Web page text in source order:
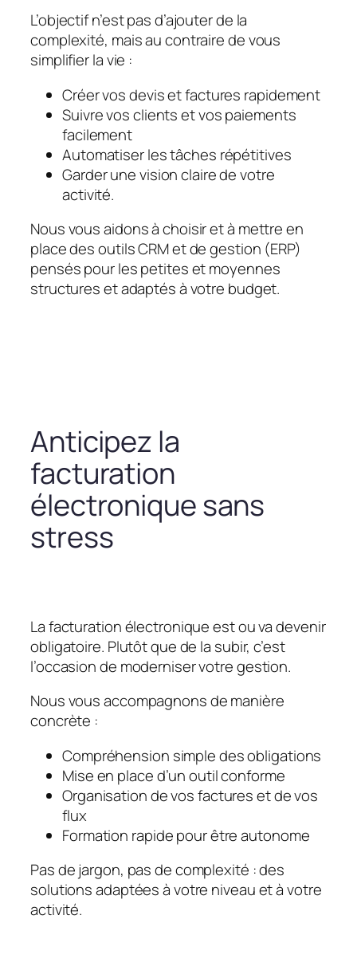
L’objectif n’est pas d’ajouter de la
complexité, mais au contraire de vous
simplifier la vie :
Créer vos devis et factures rapidement
Suivre vos clients et vos paiements
facilement
Automatiser les tâches répétitives
Garder une vision claire de votre
activité.
Nous vous aidons à choisir et à mettre en
place des outils CRM et de gestion (ERP)
pensés pour les petites et moyennes
structures et adaptés à votre budget.
Anticipez la
facturation
électronique sans
stress
La facturation électronique est ou va devenir
obligatoire. Plutôt que de la subir, c’est
l’occasion de moderniser votre gestion.
Nous vous accompagnons de manière
concrète :
Compréhension simple des obligations
Mise en place d’un outil conforme
Organisation de vos factures et de vos
flux
Formation rapide pour être autonome
Pas de jargon, pas de complexité : des
solutions adaptées à votre niveau et à votre
activité.